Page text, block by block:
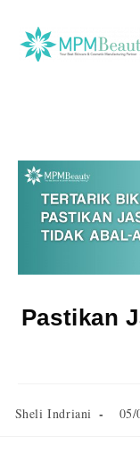
Pastikan
Sheli Indriani 05/